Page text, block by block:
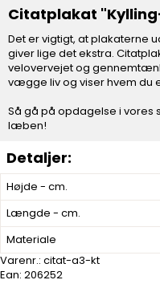
Højde - cm.
Længde - cm.
Materiale
Varenr.: citat-a3-kt
Ean: 206252
Citatplakat
Det er vigtigt, at plakaterne
giver lige det ekstra.
velovervejet og
vægge liv og viser hvem du
Så gå på opdagelse i vores
læben!